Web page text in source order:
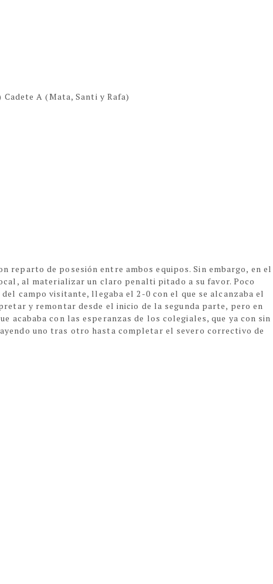
Cadete A (Mata, Santi y Rafa)
reparto de posesión entre ambos equipos. Sin embargo, en el
al materializar un claro penalti pitado a su favor. Poco
campo visitante, llegaba el 2-0 con el que se alcanzaba el
y remontar desde el inicio de la segunda parte, pero en
acababa con las esperanzas de los colegiales, que ya con sin
uno tras otro hasta completar el severo correctivo de